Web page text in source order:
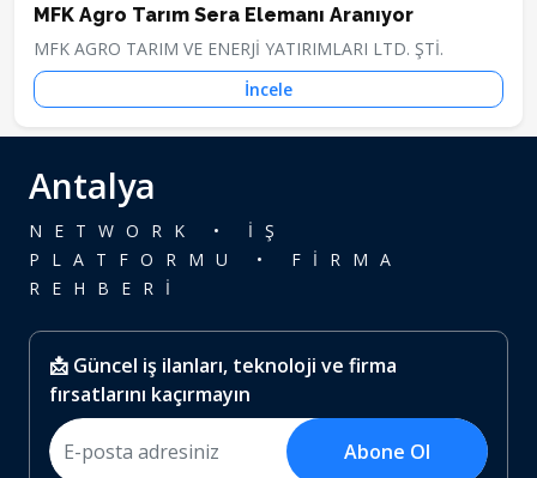
MFK Agro Tarım Sera Elemanı Aranıyor
MFK AGRO TARIM VE ENERJİ YATIRIMLARI LTD. ŞTİ.
İncele
Antalya
NETWORK • İŞ
PLATFORMU • FİRMA
REHBERİ
📩 Güncel iş ilanları, teknoloji ve firma
fırsatlarını kaçırmayın
Abone Ol